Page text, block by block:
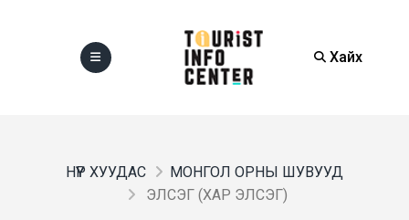
Хайх
НҮҮР ХУУДАС
МОНГОЛ ОРНЫ ШУВУУД
ЭЛСЭГ (ХАР ЭЛСЭГ)